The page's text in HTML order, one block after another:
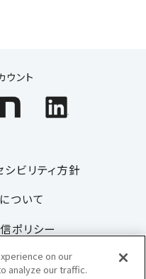
ウント
シビリティ方針
ついて
ポリシー
サイトマップ
on our
analyze our traffic.